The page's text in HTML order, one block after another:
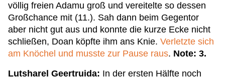
völlig freien Adamu groß und vereitelte so dessen
Großchance mit (11.). Sah dann beim Gegentor
aber nicht gut aus und konnte die kurze Ecke nicht
schließen, Doan köpfte ihm ans Knie. Verletzte sich
am Knöchel und musste zur Pause raus. Note: 3.
Lutsharel Geertruida: In der ersten Hälfte noch